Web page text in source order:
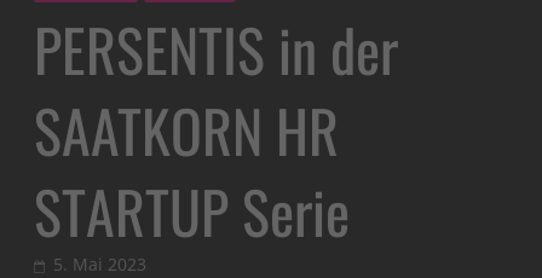
PERSENTIS in der
SAATKORN HR
STARTUP Serie
5. Mai 2023